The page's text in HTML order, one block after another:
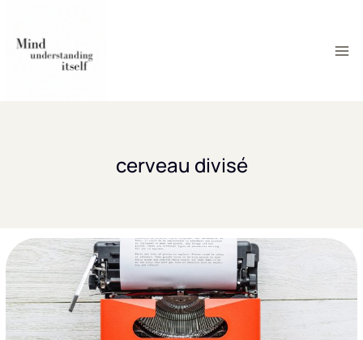
contenu
cerveau divisé